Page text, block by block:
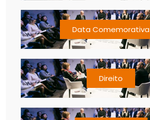
Data Comemorativa
Direito